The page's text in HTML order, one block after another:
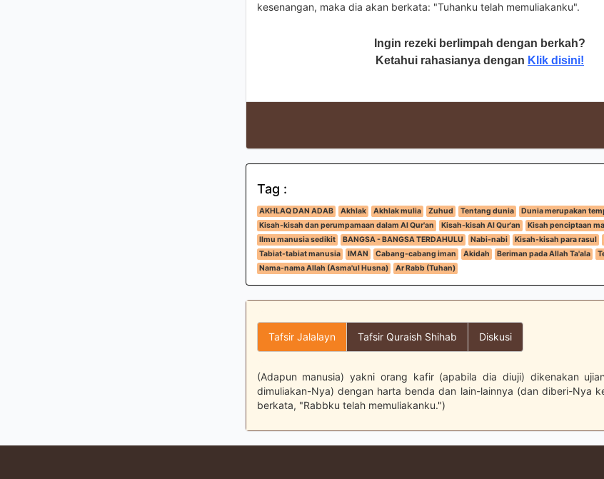
kesenangan, maka dia akan berkata: "Tuhanku telah memuliakanku".
Ingin rezeki berlimpah dengan berkah?
Ketahui rahasianya dengan Klik disini!
Tag :
AKHLAQ DAN ADAB Akhlak Akhlak mulia Zuhud Tentang dunia Dunia merupakan
Kisah-kisah dan perumpamaan dalam Al Qur'an
Kisah-kisah Al Qur'an Kisah penciptaan
Ilmu manusia sedikit
BANGSA - BANGSA TERDAHULU Nabi-nabi Kisah-kisah para rasul
Tabiat-tabiat manusia
IMAN Cabang-cabang iman Akidah Beriman pada Allah Ta'ala
Nama-nama Allah (Asma'ul Husna)
Ar Rabb (Tuhan)
Tafsir Jalalayn Tafsir Quraish Shihab Diskusi
(Adapun manusia) yakni orang kafir (apabila dia diuji) dikenakan
dimuliakan-Nya) dengan harta benda dan lain-lainnya (dan diberi-Nya
berkata, "Rabbku telah memuliakanku.")